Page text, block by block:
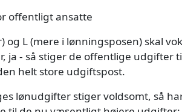
offentligt ansatte
L (mere i lønningsposen) skal
ja - så stiger de offentlige udgifter
helt store udgiftspost.
lønudgifter stiger voldsomt, så